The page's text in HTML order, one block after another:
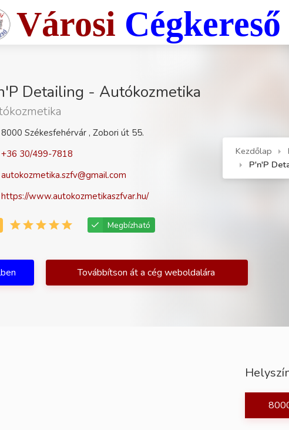
Városi Cégkereső
Detailing - Autókozmetika
8000 Székesfehérvár , Zobori út 55.
+36 30/499-7818
autokozmetika.szfv@gmail.com
https://www.autokozmetikaszfvar.hu/
Megbízható
Kezdőlap
P'n'P
Továbbítson át a cég weboldalára